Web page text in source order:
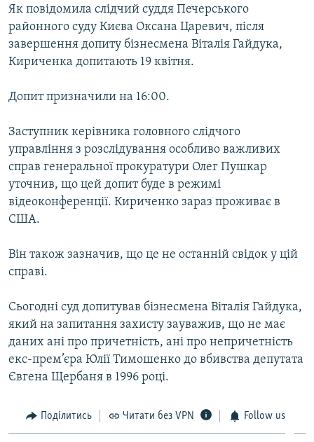
СПЕЦПРОЕКТИ
ДЕПОРТАЦІЯ
ВІДЕОУРОКИ «ELIFBE»
ІНФОГРАФІКА
ЯК ОБІЙТИ БЛОКУВАННЯ
Qırımtatar
ДОЛУЧАЙСЯ!
Усі сайти RFE/RL
Як повідомила слідчий суддя Печерського
районного суду Києва Оксана Царевич, після
завершення допиту бізнесмена Віталія Гайдука,
Кириченка допитають 19 квітня.
Допит призначили на 16:00.
Заступник керівника головного слідчого
управління з розслідування особливо важливих
справ генеральної прокуратури Олег Пушкар
уточнив, що цей допит буде в режимі
відеоконференції. Кириченко зараз проживає в
США.
Він також зазначив, що це не останній свідок у цій
справі.
Сьогодні суд допитував бізнесмена Віталія Гайдука,
який на запитання захисту зауважив, що не має
даних ані про причетність, ані про непричетність
екс-прем’єра Юлії Тимошенко до вбивства депутата
Євгена Щербаня в 1996 році.
Поділитись Читати без VPN Follow us